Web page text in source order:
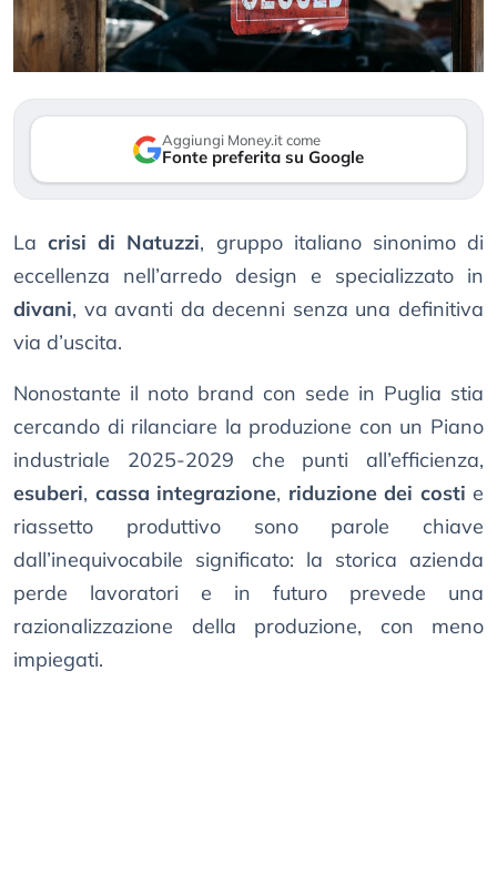
Aggiungi Money.it come
Fonte preferita su Google
Lacrisi di Natuzzi, gruppo italiano sinonimo di
eccellenza nell’arredo design e specializzato in
divani, va avanti da decenni senza una definitiva
via d’uscita.
Nonostante il noto brand con sede in Puglia stia
cercando di rilanciare la produzione con un Piano
industriale 2025-2029 che punti all’efficienza,
esuberi, cassa integrazione, riduzione dei costi e
riassetto produttivo sono parole chiave
dall’inequivocabile significato: la storica azienda
perde lavoratori e in futuro prevede una
razionalizzazione della produzione, con meno
impiegati.